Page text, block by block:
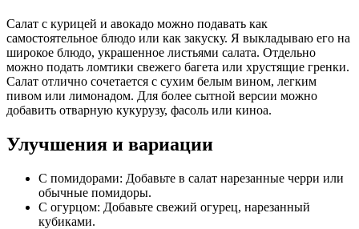
Салат с курицей и авокадо можно подавать как
самостоятельное блюдо или как закуску. Я выкладываю его на
широкое блюдо, украшенное листьями салата. Отдельно
можно подать ломтики свежего багета или хрустящие гренки.
Салат отлично сочетается с сухим белым вином, легким
пивом или лимонадом. Для более сытной версии можно
добавить отварную кукурузу, фасоль или киноа.
Улучшения и вариации
С помидорами: Добавьте в салат нарезанные черри или
обычные помидоры.
С огурцом: Добавьте свежий огурец, нарезанный
кубиками.